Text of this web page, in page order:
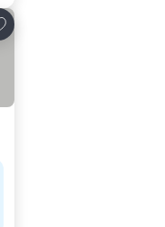
aos favoritos